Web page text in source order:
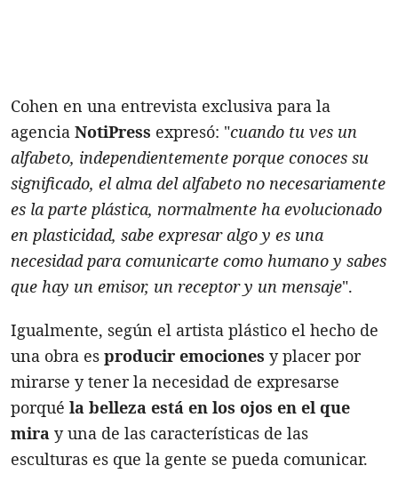
Cohen en una entrevista exclusiva para la
agencia NotiPress expresó: "cuando tu ves un
alfabeto, independientemente porque conoces su
significado, el alma del alfabeto no necesariamente
es la parte plástica, normalmente ha evolucionado
en plasticidad, sabe expresar algo y es una
necesidad para comunicarte como humano y sabes
que hay un emisor, un receptor y un mensaje".
Igualmente, según el artista plástico el hecho de
una obra es producir emociones y placer por
mirarse y tener la necesidad de expresarse
porqué la belleza está en los ojos en el que
mira y una de las características de las
esculturas es que la gente se pueda comunicar.